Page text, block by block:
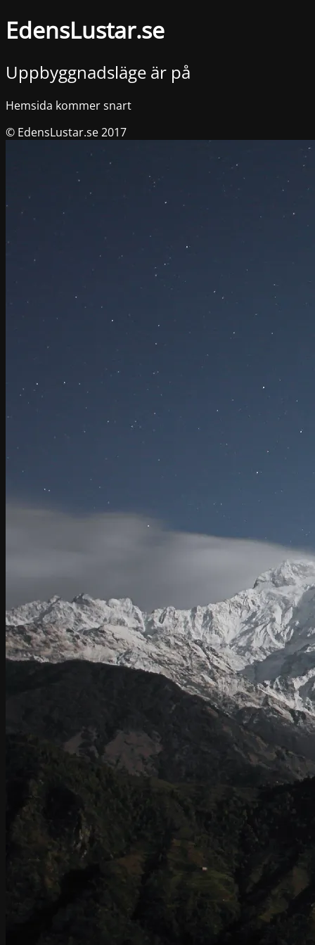
EdensLustar.se
Uppbyggnadsläge är på
Hemsida kommer snart
© EdensLustar.se 2017